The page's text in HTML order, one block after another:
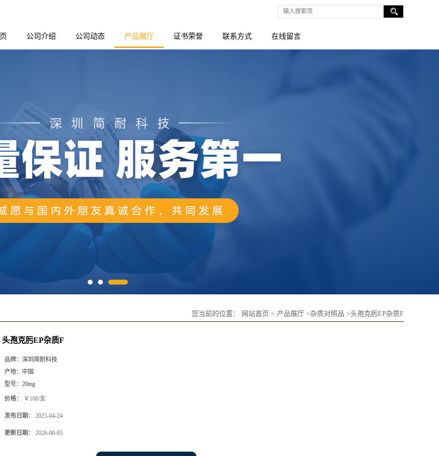
公司介绍 公司动态 产品展厅 证书荣誉 联系方式 在线留言
您当前的位置： 网站首页 > 产品展厅 >杂质对照品 >头孢克肟EP杂质F
头孢克肟EP杂质F
品牌： 深圳简耐科技
产地： 中国
型号： 20mg
价格： ￥100/支
发布日期： 2025-04-24
更新日期： 2026-08-05